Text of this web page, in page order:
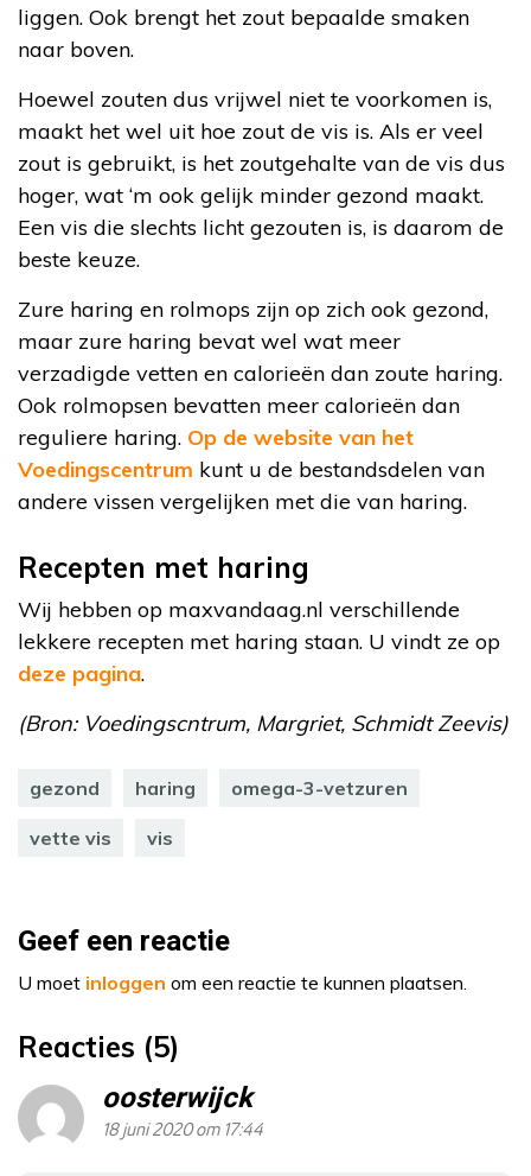
liggen. Ook brengt het zout bepaalde smaken
naar boven.
Hoewel zouten dus vrijwel niet te voorkomen is,
maakt het wel uit hoe zout de vis is. Als er veel
zout is gebruikt, is het zoutgehalte van de vis dus
hoger, wat ‘m ook gelijk minder gezond maakt.
Een vis die slechts licht gezouten is, is daarom de
beste keuze.
Zure haring en rolmops zijn op zich ook gezond,
maar zure haring bevat wel wat meer
verzadigde vetten en calorieën dan zoute haring.
Ook rolmopsen bevatten meer calorieën dan
reguliere haring. Op de website van het
Voedingscentrum kunt u de bestandsdelen van
andere vissen vergelijken met die van haring.
Recepten met haring
Wij hebben op maxvandaag.nl verschillende
lekkere recepten met haring staan. U vindt ze op
deze pagina.
(Bron: Voedingscntrum, Margriet, Schmidt Zeevis)
gezond haring omega-3-vetzuren
vette vis vis
Geef een reactie
U moet inloggen om een reactie te kunnen plaatsen.
Reacties (5)
oosterwijck
18 juni 2020 om 17:44